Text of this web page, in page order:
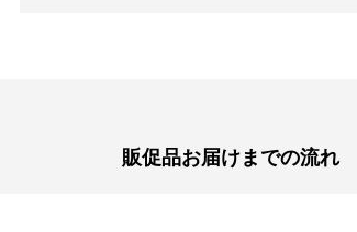
販促品お届けまでの流れ